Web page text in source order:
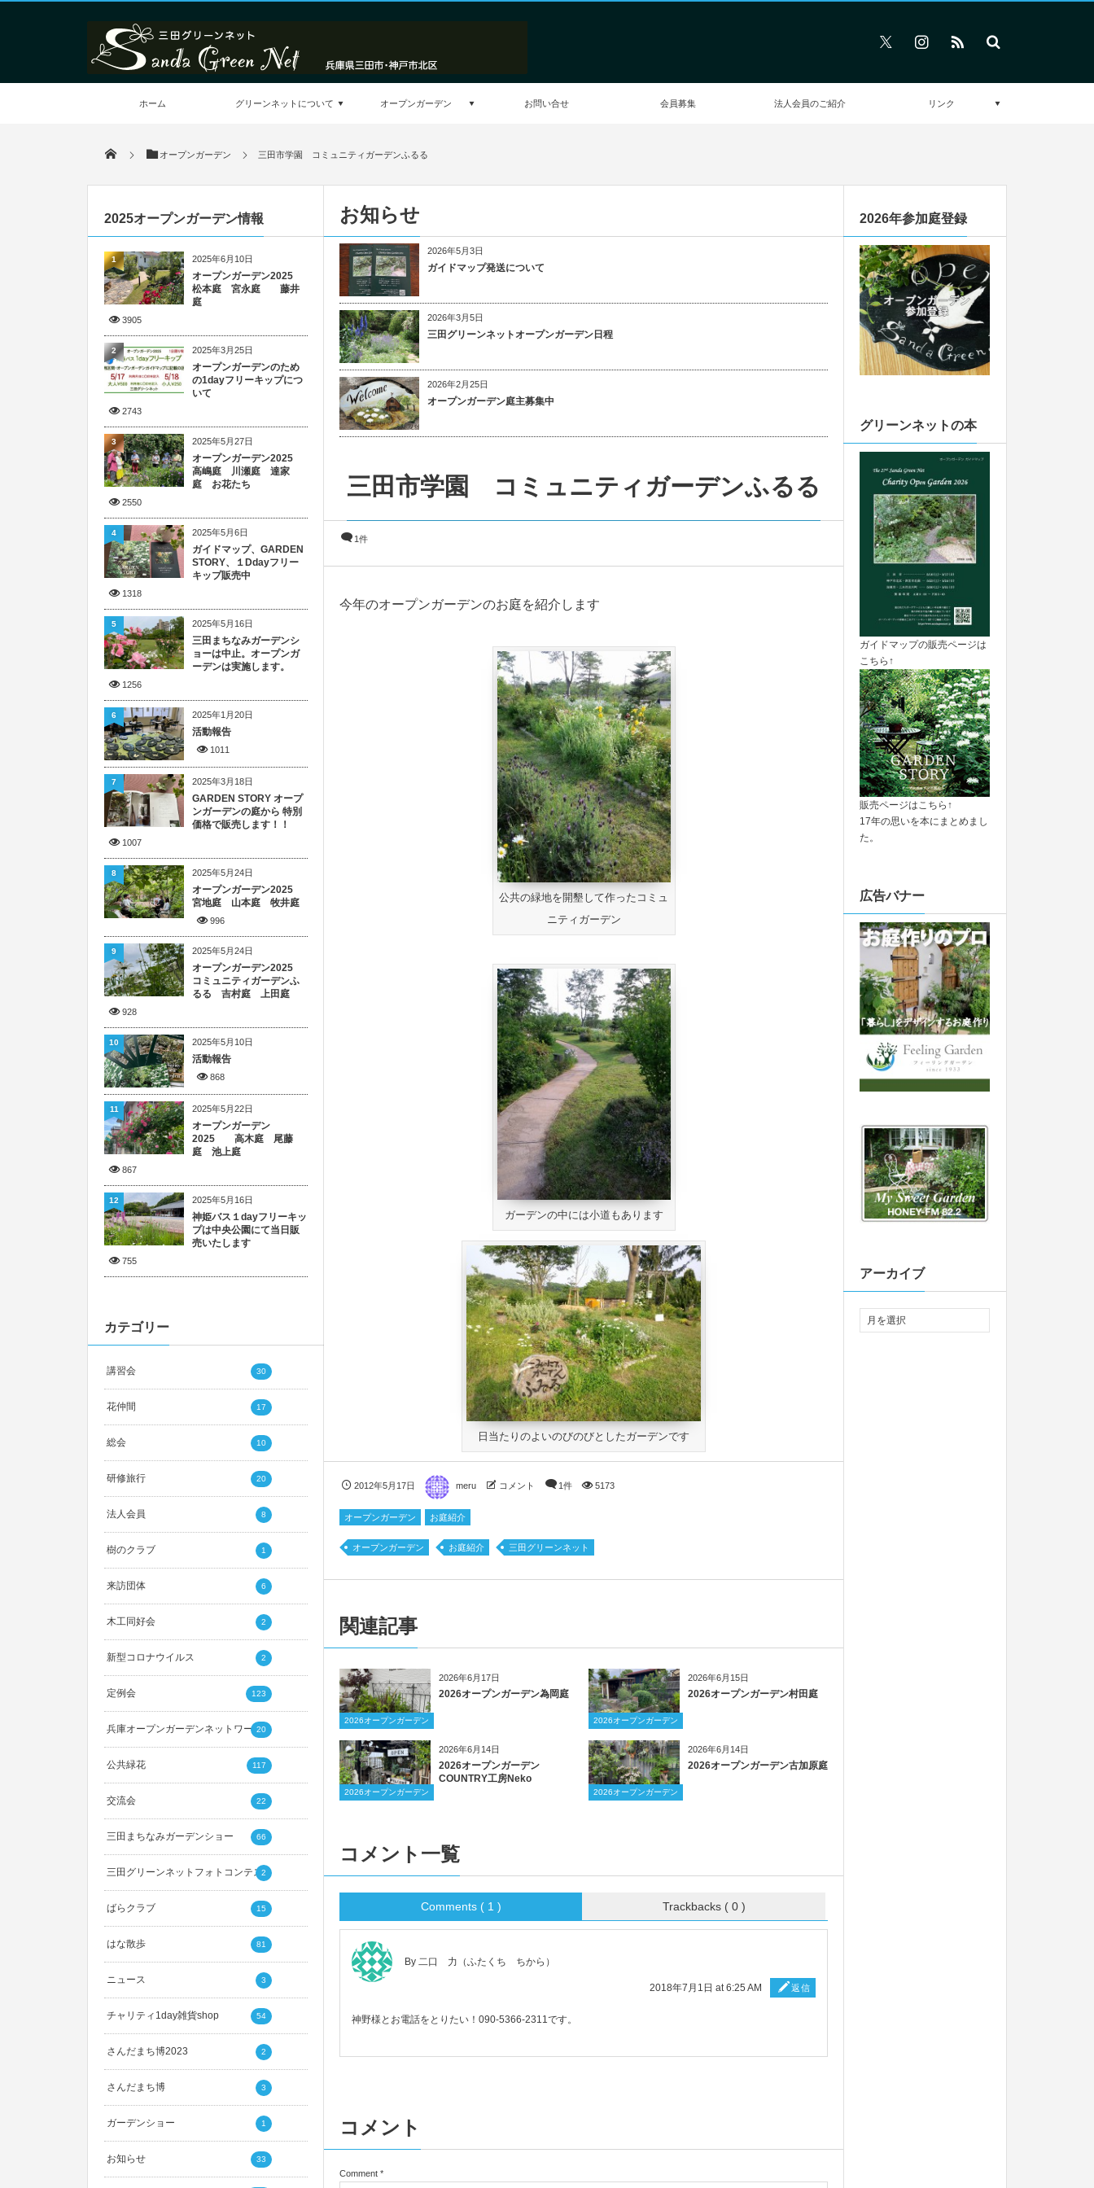
ホーム グリーンネットについて オープンガーデン お問い合せ 会員募集 法人会員のご紹介 リンク
オープンガーデン 三田市学園 コミュニティガーデンふるる
お知らせ
2026年5月3日
ガイドマップ発送について
2026年3月5日
三田グリーンネットオープンガーデン日程
2026年2月25日
オープンガーデン庭主募集中
三田市学園 コミュニティガーデンふるる
1件
今年のオープンガーデンのお庭を紹介します
公共の緑地を開墾して作ったコミュ
ニティガーデン
ガーデンの中には小道もあります
日当たりのよいのびのびとしたガーデンです
2012年5月17日 meru コメント 1件 5173
オープンガーデン お庭紹介
オープンガーデン お庭紹介 三田グリーンネット
関連記事
2026年6月17日
2026オープンガーデン
2026オープンガーデン為岡庭
2026年6月15日
2026オープンガーデン
2026オープンガーデン村田庭
2026年6月14日
2026オープンガーデン
2026オープンガーデン
COUNTRY工房Neko
2026年6月14日
2026オープンガーデン
2026オープンガーデン古加原庭
コメント一覧
Comments ( 1 ) Trackbacks ( 0 )
By 二口 力（ふたくち ちから）
2018年7月1日 at 6:25 AM 返信
神野様とお電話をとりたい！090-5366-2311です。
コメント
Comment *
2025オープンガーデン情報
2025年6月10日
オープンガーデン2025
松本庭 宮永庭 藤井
庭
3905
1
2025年3月25日
オープンガーデンのため
の1dayフリーキップにつ
いて
2743
2
2025年5月27日
オープンガーデン2025
高嶋庭 川瀬庭 達家
庭 お花たち
2550
3
2025年5月6日
ガイドマップ、GARDEN
STORY、１Ddayフリー
キップ販売中
1318
4
2025年5月16日
三田まちなみガーデンシ
ョーは中止。オープンガ
ーデンは実施します。
1256
5
2025年1月20日
活動報告
1011
6
2025年3月18日
GARDEN STORY オープ
ンガーデンの庭から 特別
価格で販売します！！
1007
7
2025年5月24日
オープンガーデン2025
宮地庭 山本庭 牧井庭
996
8
2025年5月24日
オープンガーデン2025
コミュニティガーデンふ
るる 吉村庭 上田庭
928
9
2025年5月10日
活動報告
868
10
2025年5月22日
オープンガーデン
2025 高木庭 尾藤
庭 池上庭
867
11
2025年5月16日
神姫バス１dayフリーキッ
プは中央公園にて当日販
売いたします
755
12
カテゴリー
講習会 30
花仲間 17
総会 10
研修旅行 20
法人会員 8
樹のクラブ 1
来訪団体 6
木工同好会 2
新型コロナウイルス 2
定例会 123
兵庫オープンガーデンネットワーク20
公共緑花 117
交流会 22
三田まちなみガーデンショー 66
三田グリーンネットフォトコンテスト
2
ばらクラブ 15
はな散歩 81
ニュース 3
チャリティ1day雑貨shop 54
さんだまち博2023 2
さんだまち博 3
ガーデンショー 1
お知らせ 33
2026年参加庭登録
グリーンネットの本
ガイドマップの販売ページは
こちら↑
販売ページはこちら↑
17年の思いを本にまとめまし
た。
広告バナー
アーカイブ